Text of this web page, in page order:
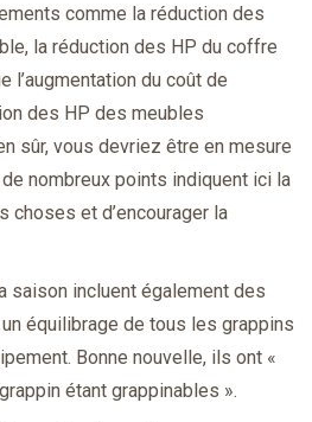
comme la réduction des
la réduction des HP du coffre
l’augmentation du coût de
des HP des meubles
sûr, vous devriez être en mesure
nombreux points indiquent ici la
choses et d’encourager la
saison incluent également des
équilibrage de tous les grappins
Bonne nouvelle, ils ont «
étant grappinables ».